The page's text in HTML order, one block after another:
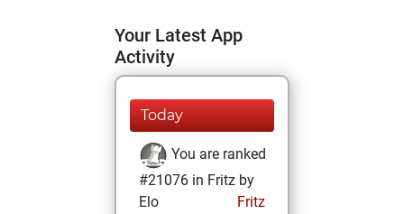
Your Latest App
Activity
Today
You are ranked
#21076 in Fritz by
Elo
Fritz